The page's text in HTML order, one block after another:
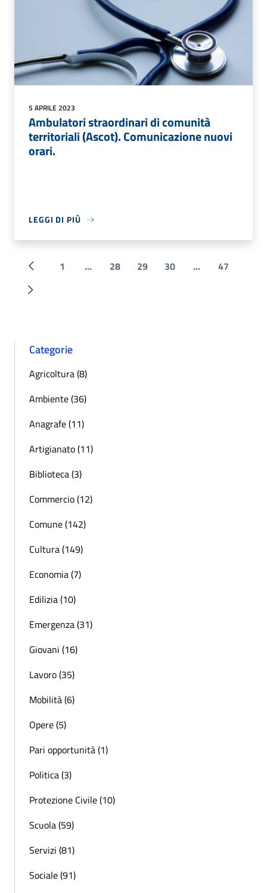
5 APRILE 2023
Ambulatori straordinari di comunità
territoriali (Ascot). Comunicazione nuovi
orari.
LEGGI DI PIÙ
« Precedente
1 ... 28 29 30 ... 47
Successiva »
Categorie
Agricoltura (8)
Ambiente (36)
Anagrafe (11)
Artigianato (11)
Biblioteca (3)
Commercio (12)
Comune (142)
Cultura (149)
Economia (7)
Edilizia (10)
Emergenza (31)
Giovani (16)
Lavoro (35)
Mobilità (6)
Opere (5)
Pari opportunità (1)
Politica (3)
Protezione Civile (10)
Scuola (59)
Servizi (81)
Sociale (91)